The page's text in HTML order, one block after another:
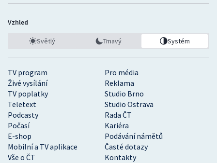
TV program
Pro média
Živé vysílání
Reklama
TV poplatky
Studio Brno
Teletext
Studio Ostrava
Podcasty
Rada ČT
Počasí
Kariéra
E-shop
Podávání námětů
Mobilní a TV aplikace
Časté dotazy
Vše o ČT
Kontakty
Vzhled
Světlý Tmavý Systém